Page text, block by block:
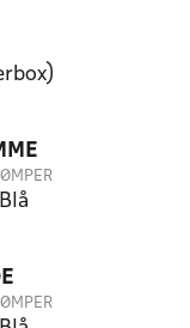
Blå